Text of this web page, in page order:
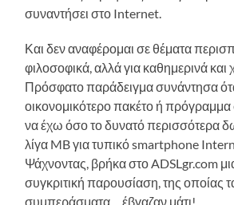
συναντήσει στο Internet.
Και δεν αναφέρομαι σε θέματα
φιλοσοφικά, αλλά για καθημερινά και
Πρόσφατο παράδειγμα συνάντησα
οικονομικότερο πακέτο ή πρόγραμμα
να έχω όσο το δυνατό περισσότερα
λίγα MB για τυπικό smartphone
Ψάχνοντας, βρήκα στο ADSLgr.com μια
συγκριτική παρουσίαση, της οποίας
συμπεράσματα… έβγαζαν μάτι!